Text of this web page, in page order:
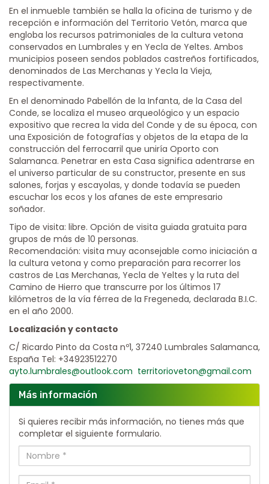
En el inmueble también se halla la oficina de turismo y de
recepción e información del Territorio Vetón, marca que
engloba los recursos patrimoniales de la cultura vetona
conservados en Lumbrales y en Yecla de Yeltes. Ambos
municipios poseen sendos poblados castreños fortificados,
denominados de Las Merchanas y Yecla la Vieja,
respectivamente.
En el denominado Pabellón de la Infanta, de la Casa del
Conde, se localiza el museo arqueológico y un espacio
expositivo que recrea la vida del Conde y de su época, con
una Exposición de fotografías y objetos de la etapa de la
construcción del ferrocarril que uniría Oporto con
Salamanca. Penetrar en esta Casa significa adentrarse en
el universo particular de su constructor, presente en sus
salones, forjas y escayolas, y donde todavía se pueden
escuchar los ecos y los afanes de este empresario
soñador.
Tipo de visita: libre. Opción de visita guiada gratuita para
grupos de más de 10 personas.
Recomendación: visita muy aconsejable como iniciación a
la cultura vetona y como preparación para recorrer los
castros de Las Merchanas, Yecla de Yeltes y la ruta del
Camino de Hierro que transcurre por los últimos 17
kilómetros de la vía férrea de la Fregeneda, declarada B.I.C.
en el año 2000.
Localización y contacto
C/ Ricardo Pinto da Costa nº1, 37240 Lumbrales Salamanca,
España Tel: +34923512270
ayto.lumbrales@outlook.com territorioveton@gmail.com
Más información
Si quieres recibir más información, no tienes más que
completar el siguiente formulario.